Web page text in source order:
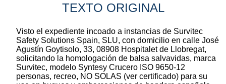
TEXTO ORIGINAL
Visto el expediente incoado a instancias de Survitec
Safety Solutions Spain, SLU, con domicilio en calle José
Agustín Goytisolo, 33, 08908 Hospitalet de Llobregat,
solicitando la homologación de balsa salvavidas, marca
Survitec, modelo Syntesy Crucero ISO 9650-12
personas, recreo, NO SOLAS (ver certificado) para su